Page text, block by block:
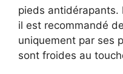
pieds antidérapants.
il est recommandé
uniquement par ses
sont froides au